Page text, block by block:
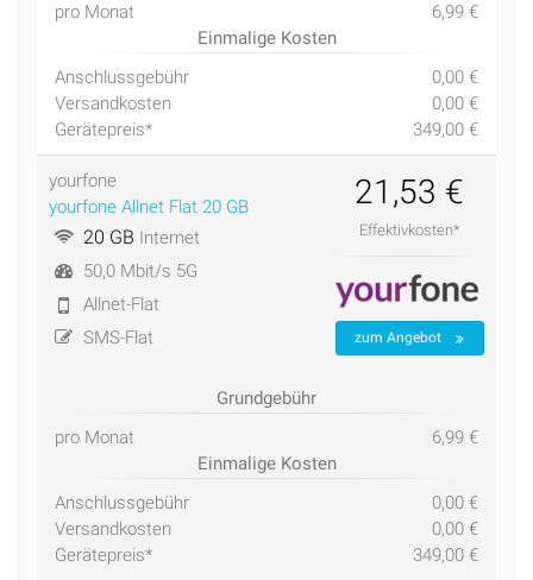
pro Monat
6,99 €
Einmalige Kosten
Anschlussgebühr
0,00 €
Versandkosten
0,00 €
Gerätepreis*
349,00 €
yourfone
yourfone Allnet Flat 20 GB
20 GB Internet
50,0 Mbit/s 5G
Allnet-Flat
SMS-Flat
21,53 €
Effektivkosten*
zum Angebot
Grundgebühr
pro Monat
6,99 €
Einmalige Kosten
Anschlussgebühr
0,00 €
Versandkosten
0,00 €
Gerätepreis*
349,00 €